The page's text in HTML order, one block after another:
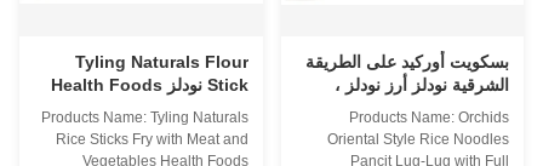
بسكويت أوركيد على الطريقة
الشرقية نودلز أرز نودلز ،
نودلز الأرز الطازج
Products Name: Orchids
Oriental Style Rice Noodles
Pancit Lug-Lug with Full
Tyling Naturals Flour
Stick نودلز Health Foods
Fry With Meat /
Vegetables
Products Name: Tyling Naturals
Rice Sticks Fry with Meat and
Vegetables Health Foods